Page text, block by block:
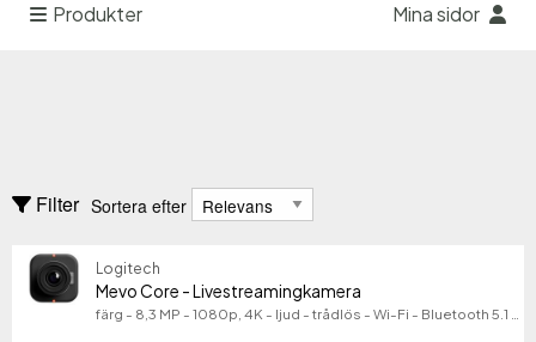
Produkter Mina sidor
Digitalkameror - övriga
Dokumentkamera
Tillbehör - filter
Tillverkare
Tillverkare
Bolide Technology Group
58
Filter Sortera efter
Sortera efter
Logitech
Mevo Core - Livestreamingkamera
färg - 8,3 MP - 1080p, 4K - ljud - trådlös - Wi-Fi - Bluetooth 5.1 - H.264, HEVC